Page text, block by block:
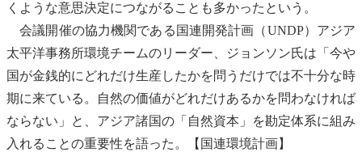
くような意思決定につながることも多かったという。
会議開催の協力機関である国連開発計画（UNDP）アジア
太平洋事務所環境チームのリーダー、ジョンソン氏は「今や
国が金銭的にどれだけ生産したかを問うだけでは不十分な時
期に来ている。自然の価値がどれだけあるかを問わなければ
ならない」と、アジア諸国の「自然資本」を勘定体系に組み
入れることの重要性を語った。【 国連環境計画】